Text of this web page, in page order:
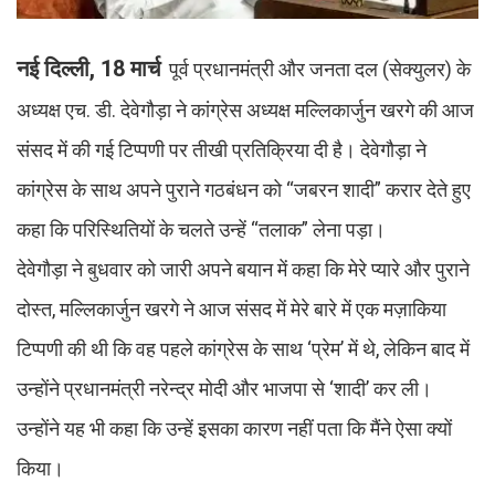
नई दिल्ली, 18 मार्चपूर्व प्रधानमंत्री और जनता दल (सेक्युलर) के
अध्यक्ष एच. डी. देवेगौड़ा ने कांग्रेस अध्यक्ष मल्लिकार्जुन खरगे की आज
संसद में की गई टिप्पणी पर तीखी प्रतिक्रिया दी है। देवेगौड़ा ने
कांग्रेस के साथ अपने पुराने गठबंधन को “जबरन शादी” करार देते हुए
कहा कि परिस्थितियों के चलते उन्हें “तलाक” लेना पड़ा।
देवेगौड़ा ने बुधवार को जारी अपने बयान में कहा कि मेरे प्यारे और पुराने
दोस्त, मल्लिकार्जुन खरगे ने आज संसद में मेरे बारे में एक मज़ाकिया
टिप्पणी की थी कि वह पहले कांग्रेस के साथ ‘प्रेम’ में थे, लेकिन बाद में
उन्होंने प्रधानमंत्री नरेन्द्र मोदी और भाजपा से ‘शादी’ कर ली।
उन्होंने यह भी कहा कि उन्हें इसका कारण नहीं पता कि मैंने ऐसा क्यों
किया।